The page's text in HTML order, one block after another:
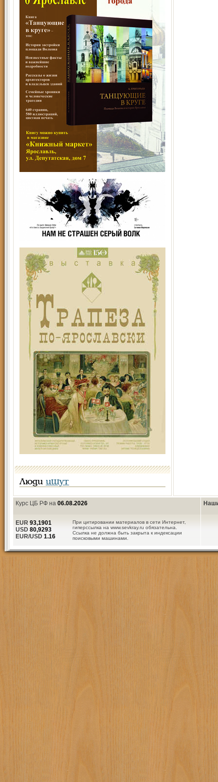
Люди ищут
Курс ЦБ РФ на 06.08.2026
При цитировании материалов в сети Интернет,
гиперссылка на www.sevkray.ru обязательна.
Ссылка не должна быть закрыта к индексации
поисковыми машинами.
EUR 93,1901
USD 80,9293
EUR/USD 1.16